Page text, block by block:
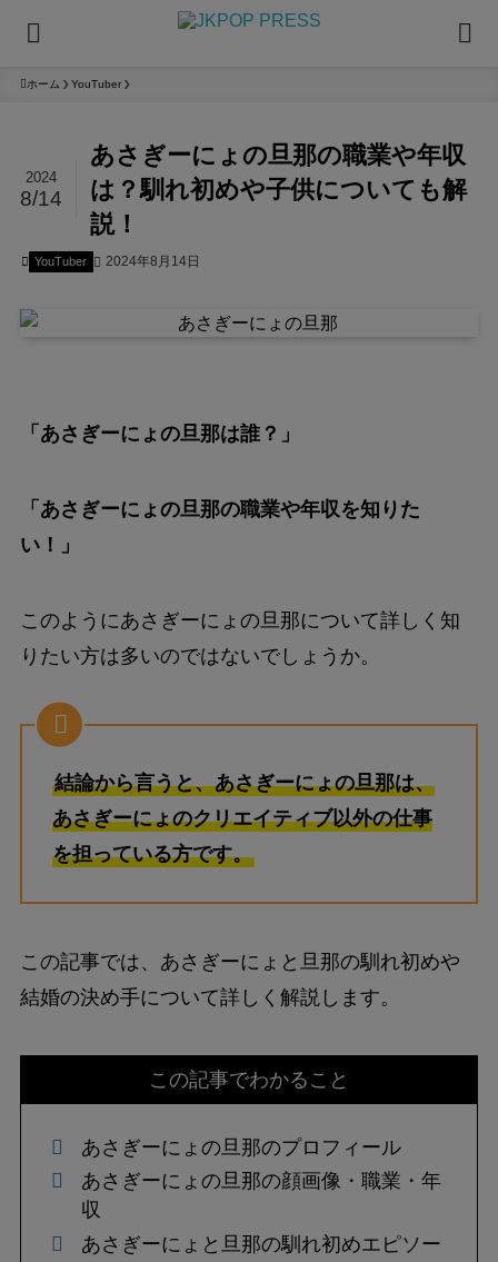
ホーム YouTuber
あさぎーにょの旦那の職業や年収
は？馴れ初めや子供についても解
説！
2024
8/14
YouTuber 2024年8月14日
「あさぎーにょの旦那は誰？」
「あさぎーにょの旦那の職業や年収を知りた
い！」
このようにあさぎーにょの旦那について詳しく知
りたい方は多いのではないでしょうか。
結論から言うと、あさぎーにょの旦那は、
あさぎーにょのクリエイティブ以外の仕事
を担っている方です。
この記事では、あさぎーにょと旦那の馴れ初めや
結婚の決め手について詳しく解説します。
この記事でわかること
あさぎーにょの旦那のプロフィール
あさぎーにょの旦那の顔画像・職業・年
収
あさぎーにょと旦那の馴れ初めエピソー